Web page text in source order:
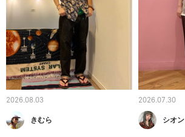
2026.08.03
きむら
2026.07.30
シオン